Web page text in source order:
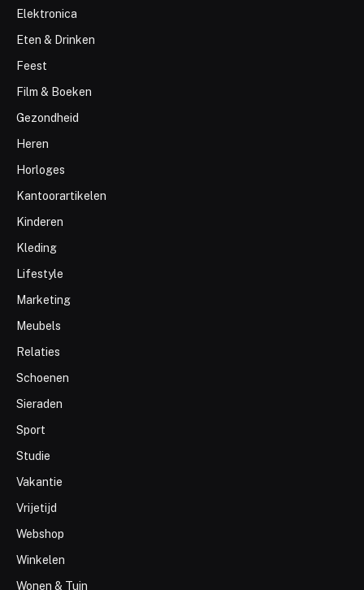
Elektronica
Eten & Drinken
Feest
Film & Boeken
Gezondheid
Heren
Horloges
Kantoorartikelen
Kinderen
Kleding
Lifestyle
Marketing
Meubels
Relaties
Schoenen
Sieraden
Sport
Studie
Vakantie
Vrijetijd
Webshop
Winkelen
Wonen & Tuin